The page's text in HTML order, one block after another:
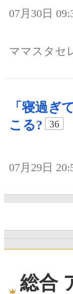
07月30日
ママスタセ
「寝過ぎ
こる?
36
07月29日
総合